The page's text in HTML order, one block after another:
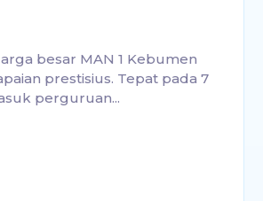
besar MAN 1 Kebumen
prestisius. Tepat pada 7
perguruan...